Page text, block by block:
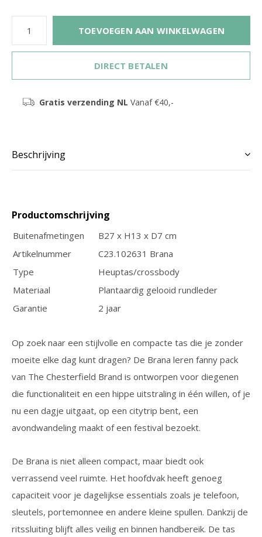
TOEVOEGEN AAN WINKELWAGEN
DIRECT BETALEN
Gratis verzending NL Vanaf €40,-
Beschrijving
Productomschrijving
Buitenafmetingen
B27 x H13 x D7 cm
Artikelnummer
C23.102631 Brana
Type
Heuptas/crossbody
Materiaal
Plantaardig gelooid rundleder
Garantie
2 jaar
Op zoek naar een stijlvolle en compacte tas die je zonder
moeite elke dag kunt dragen? De Brana leren fanny pack
van The Chesterfield Brand is ontworpen voor diegenen
die functionaliteit en een hippe uitstraling in één willen, of je
nu een dagje uitgaat, op een citytrip bent, een
avondwandeling maakt of een festival bezoekt.
De Brana is niet alleen compact, maar biedt ook
verrassend veel ruimte. Het hoofdvak heeft genoeg
capaciteit voor je dagelijkse essentials zoals je telefoon,
sleutels, portemonnee en andere kleine spullen. Dankzij de
ritssluiting blijft alles veilig en binnen handbereik. De tas